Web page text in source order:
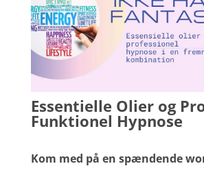
Essentielle Olier og
Funktionel Hypnose
Kom med på en spændende